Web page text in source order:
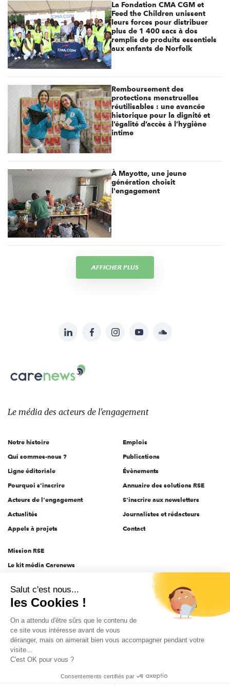
La Fondation CMA CGM et
Feed the Children unissent
leurs forces pour distribuer
plus de 1 400 sacs à dos
remplis de produits essentiels
aux enfants de Norfolk
Remboursement des
protections menstruelles
réutilisables : une avancée
historique pour la dignité et
l’égalité d’accès à l’hygiène
intime
À Mayotte, une jeune
génération choisit
l'engagement
AFFICHER PLUS
sur:
LinkedInFacebookInstagramYouTubeSoundcloud
Le
des
l'engagement
Le média des acteurs de l'engagement
Notre histoire
Qui sommes-nous ?
Ligne éditoriale
Pourquoi s'inscrire
Acteurs de l'engagement
Actualités
Appels à projets
Emplois
Publications
Évènements
Annuaire des solutions RSE
S'inscrire aux newsletters
Journalistes et rédacteurs
Contact
Mission RSE
Le kit média Carenews
AEF info
Novethic
PRODURABLE
Inclusiv Day
Données personnelles Mentions légales 2025-2026 Tout droits réservés
Salut c'est nous...
les Cookies !
On a attendu d'être sûrs que le contenu de
ce site vous intéresse avant de vous
déranger, mais on aimerait bien vous accompagner pendant votre
visite...
C'est OK pour vous ?
Consentements certifiés par